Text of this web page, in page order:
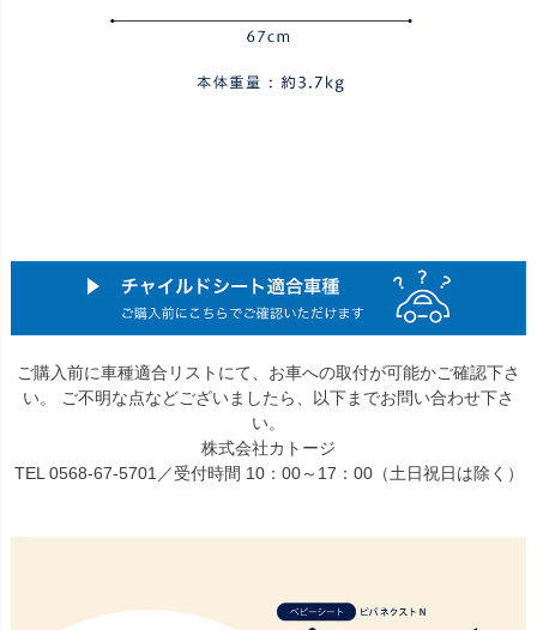
ご購入前に車種適合リストにて、お車への取付が可能かご確認下さ
い。 ご不明な点などございましたら、以下までお問い合わせ下さ
い。
株式会社カトージ
TEL 0568-67-5701／受付時間 10：00～17：00（土日祝日は除く）